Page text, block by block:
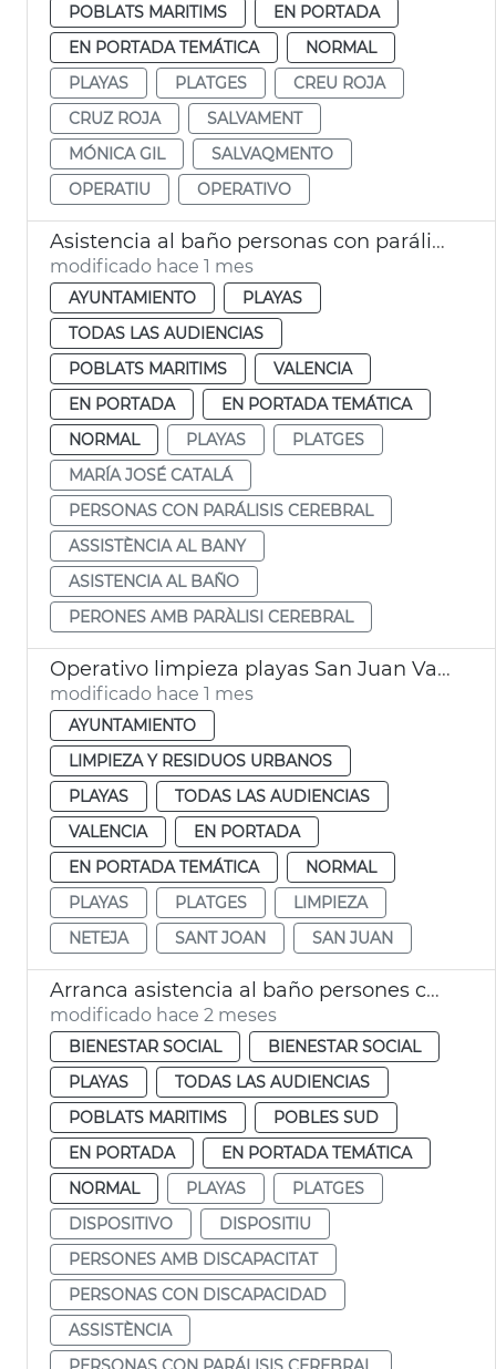
POBLATS MARITIMS
EN PORTADA
EN PORTADA TEMÁTICA
NORMAL
PLAYAS
PLATGES
CREU ROJA
CRUZ ROJA
SALVAMENT
MÓNICA GIL
SALVAQMENTO
OPERATIU
OPERATIVO
Asistencia al baño personas con parálisis cerebral València
modificado hace 1 mes
AYUNTAMIENTO
PLAYAS
TODAS LAS AUDIENCIAS
POBLATS MARITIMS
VALENCIA
EN PORTADA
EN PORTADA TEMÁTICA
NORMAL
PLAYAS
PLATGES
MARÍA JOSÉ CATALÁ
PERSONAS CON PARÁLISIS CEREBRAL
ASSISTÈNCIA AL BANY
ASISTENCIA AL BAÑO
PERONES AMB PARÀLISI CEREBRAL
Operativo limpieza playas San Juan València
modificado hace 1 mes
AYUNTAMIENTO
LIMPIEZA Y RESIDUOS URBANOS
PLAYAS
TODAS LAS AUDIENCIAS
VALENCIA
EN PORTADA
EN PORTADA TEMÁTICA
NORMAL
PLAYAS
PLATGES
LIMPIEZA
NETEJA
SANT JOAN SAN JUAN
Arranca asistencia al baño persones con discapacitado playas València
modificado hace 2 meses
BIENESTAR SOCIAL
BIENESTAR SOCIAL
PLAYAS
TODAS LAS AUDIENCIAS
POBLATS MARITIMS
POBLES SUD
EN PORTADA
EN PORTADA TEMÁTICA
NORMAL
PLAYAS
PLATGES
DISPOSITIVO
DISPOSITIU
PERSONES AMB DISCAPACITAT
PERSONAS CON DISCAPACIDAD
ASSISTÈNCIA